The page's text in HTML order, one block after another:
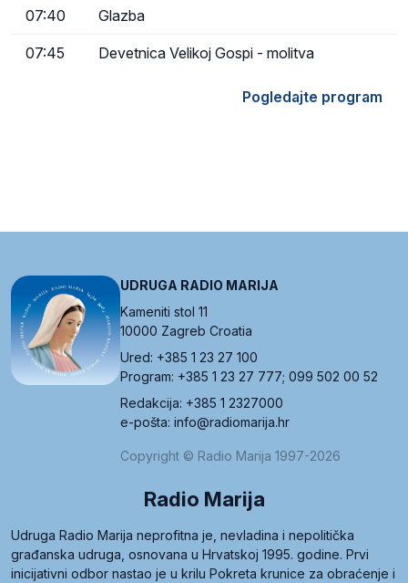
07:40 Glazba
07:45 Devetnica Velikoj Gospi - molitva
Pogledajte program
UDRUGA RADIO MARIJA
Kameniti stol 11
10000 Zagreb Croatia
Ured: +385 1 23 27 100
Program: +385 1 23 27 777; 099 502 00 52
Redakcija: +385 1 2327000
e-pošta: info@radiomarija.hr
Copyright © Radio Marija 1997-2026
Radio Marija
Udruga Radio Marija neprofitna je, nevladina i nepolitička
građanska udruga, osnovana u Hrvatskoj 1995. godine. Prvi
inicijativni odbor nastao je u krilu Pokreta krunice za obraćenje i